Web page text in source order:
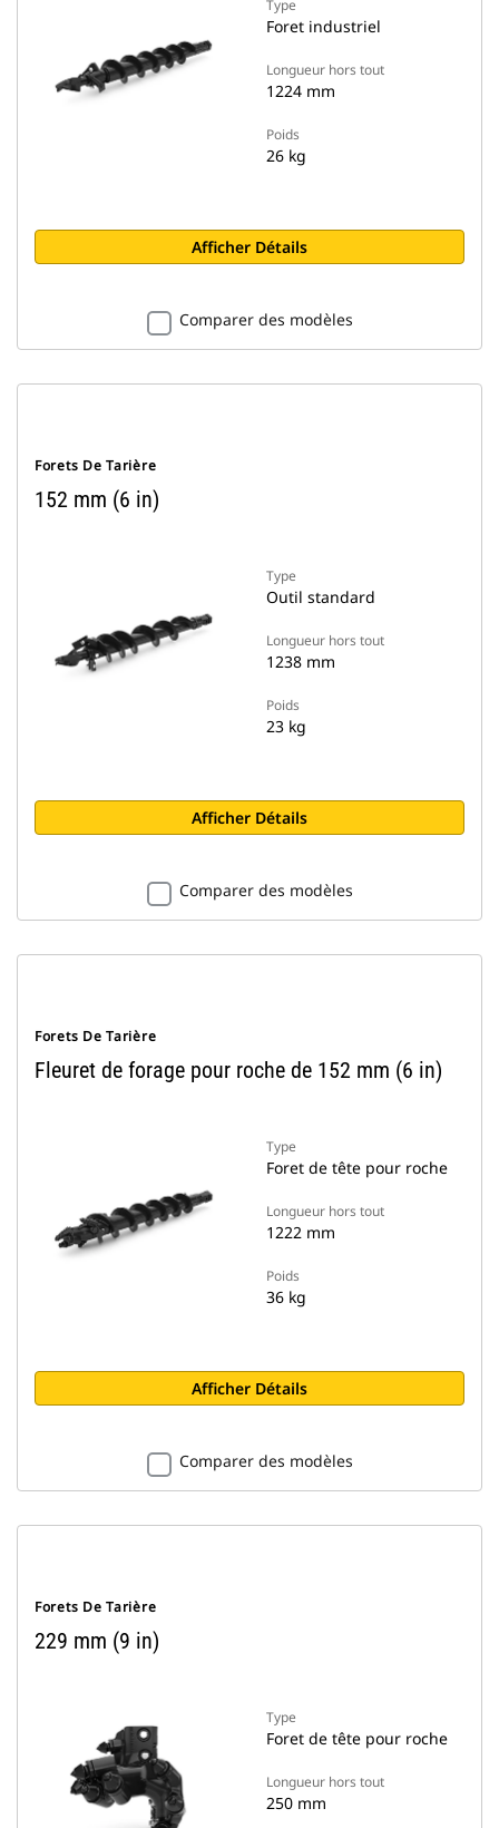
Type
Foret industriel
Longueur hors tout
1224 mm
Poids
26 kg
Afficher Détails
Comparer des modèles
Forets De Tarière
152 mm (6 in)
Type
Outil standard
Longueur hors tout
1238 mm
Poids
23 kg
Afficher Détails
Comparer des modèles
Forets De Tarière
Fleuret de forage pour roche de 152 mm (6 in)
Type
Foret de tête pour roche
Longueur hors tout
1222 mm
Poids
36 kg
Afficher Détails
Comparer des modèles
Forets De Tarière
229 mm (9 in)
Type
Foret de tête pour roche
Longueur hors tout
250 mm